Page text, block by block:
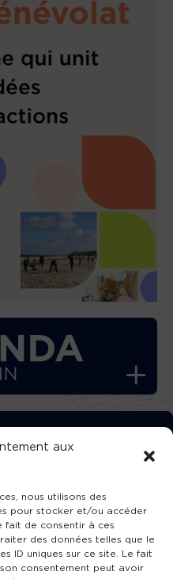
aux
nous utilisons des
pour stocker et/ou accéder
fait de consentir à ces
des données telles que le
ID uniques sur ce site. Le fait
consentement peut avoir
TVBA !
!